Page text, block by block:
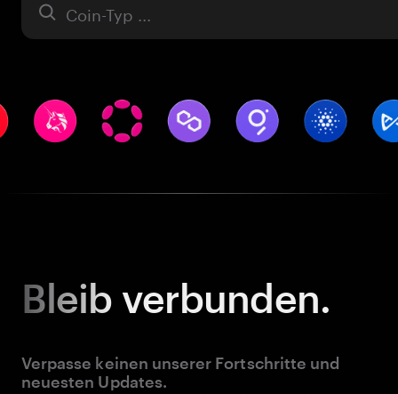
Asset
Bleib verbunden.
Verpasse keinen unserer Fortschritte und
neuesten Updates.